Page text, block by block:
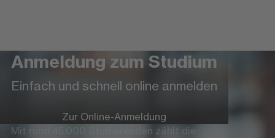
Anmeldung zum Studium
Einfach und schnell online anmelden
Zur Online-Anmeldung
Mit rund 45.000 Studierenden zählt die